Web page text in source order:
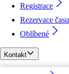
Registrace
Rezervace času
Oblíbené
Kontakt